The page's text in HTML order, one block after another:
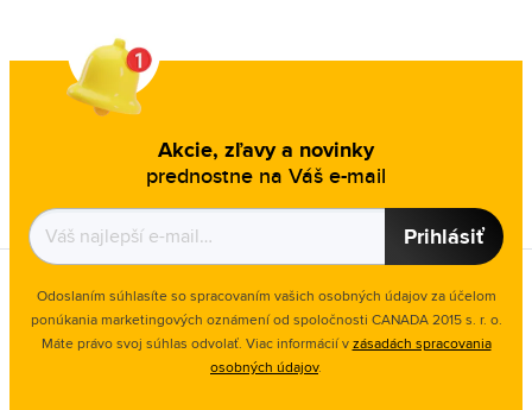
Akcie, zľavy a novinky
prednostne na Váš e-mail
Prihlásiť
Odoslaním súhlasíte so spracovaním vašich osobných údajov za účelom
ponúkania marketingových oznámení od spoločnosti CANADA 2015 s. r. o.
Máte právo svoj súhlas odvolať. Viac informácií vzásadách spracovania
osobných údajov.